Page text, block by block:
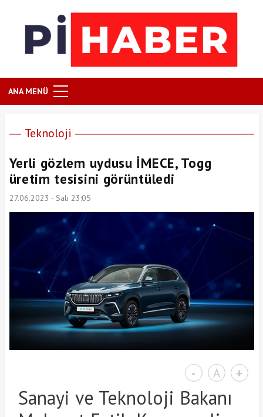
ANA MENÜ
Teknoloji
Yerli gözlem uydusu İMECE, Togg
üretim tesisini görüntüledi
27.06.2023 - Salı 23:05
- A +
Sanayi ve Teknoloji Bakanı